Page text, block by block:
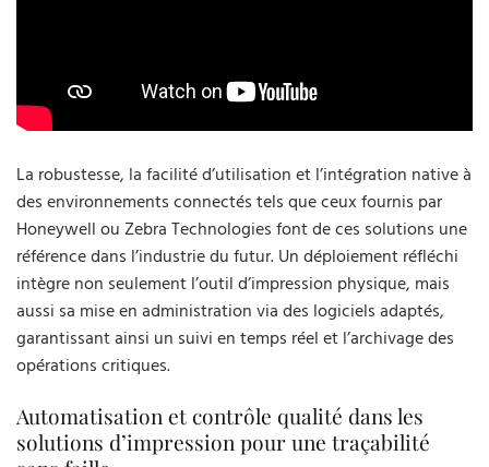
La robustesse, la facilité d’utilisation et l’intégration native à
des environnements connectés tels que ceux fournis par
Honeywell ou Zebra Technologies font de ces solutions une
référence dans l’industrie du futur. Un déploiement réfléchi
intègre non seulement l’outil d’impression physique, mais
aussi sa mise en administration via des logiciels adaptés,
garantissant ainsi un suivi en temps réel et l’archivage des
opérations critiques.
Automatisation et contrôle qualité dans les
solutions d’impression pour une traçabilité